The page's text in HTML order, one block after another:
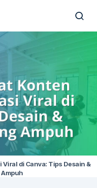
di Canva: Tips Desain &